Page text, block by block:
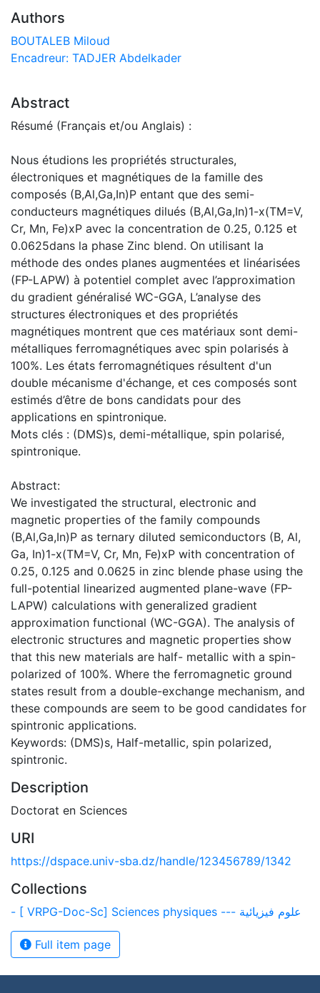
Authors
BOUTALEB Miloud
Encadreur: TADJER Abdelkader
Abstract
Résumé (Français et/ou Anglais) :
Nous étudions les propriétés structurales,
électroniques et magnétiques de la famille des
composés (B,Al,Ga,In)P entant que des semi-
conducteurs magnétiques dilués (B,Al,Ga,In)1-x(TM=V,
Cr, Mn, Fe)xP avec la concentration de 0.25, 0.125 et
0.0625dans la phase Zinc blend. On utilisant la
méthode des ondes planes augmentées et linéarisées
(FP-LAPW) à potentiel complet avec l’approximation
du gradient généralisé WC-GGA, L’analyse des
structures électroniques et des propriétés
magnétiques montrent que ces matériaux sont demi-
métalliques ferromagnétiques avec spin polarisés à
100%. Les états ferromagnétiques résultent d'un
double mécanisme d'échange, et ces composés sont
estimés d’être de bons candidats pour des
applications en spintronique.
Mots clés : (DMS)s, demi-métallique, spin polarisé,
spintronique.
Abstract:
We investigated the structural, electronic and
magnetic properties of the family compounds
(B,Al,Ga,In)P as ternary diluted semiconductors (B, Al,
Ga, In)1-x(TM=V, Cr, Mn, Fe)xP with concentration of
0.25, 0.125 and 0.0625 in zinc blende phase using the
full-potential linearized augmented plane-wave (FP-
LAPW) calculations with generalized gradient
approximation functional (WC-GGA). The analysis of
electronic structures and magnetic properties show
that this new materials are half- metallic with a spin-
polarized of 100%. Where the ferromagnetic ground
states result from a double-exchange mechanism, and
these compounds are seem to be good candidates for
spintronic applications.
Keywords: (DMS)s, Half-metallic, spin polarized,
spintronic.
Description
Doctorat en Sciences
URI
https://dspace.univ-sba.dz/handle/123456789/1342
Collections
- [ VRPG-Doc-Sc] Sciences physiques --- علوم فيزيائية
Full item page